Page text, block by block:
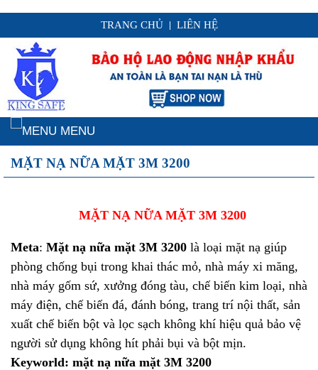
TRANG CHỦ LIÊN HỆ
MENU
MẶT NẠ NỮA MẶT 3M 3200
MẶT NẠ NỮA MẶT 3M 3200
Meta: Mặt nạ nữa mặt 3M 3200 là loại mặt nạ giúp
phòng chống bụi trong khai thác mỏ, nhà máy xi măng,
nhà máy gốm sứ, xưởng đóng tàu, chế biến kim loại, nhà
máy điện, chế biến đá, đánh bóng, trang trí nội thất, sản
xuất chế biến bột và lọc sạch không khí hiệu quả bảo vệ
người sử dụng không hít phải bụi và bột mịn.
Keyworld: mặt nạ nữa mặt 3M 3200